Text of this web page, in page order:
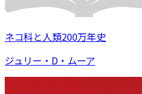
ネコ科と人類200万年史
ジュリー・D・ムーア